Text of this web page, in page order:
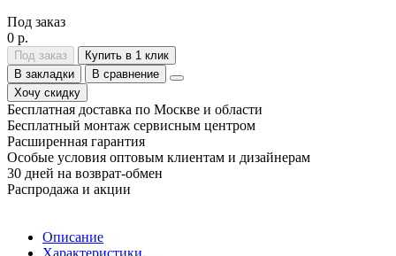
Под заказ
0 р.
Под заказ
Купить в 1 клик
В закладки
В сравнение
Хочу скидку
Бесплатная доставка по Москве и области
Бесплатный монтаж сервисным центром
Расширенная гарантия
Особые условия оптовым клиентам и дизайнерам
30 дней на возврат-обмен
Распродажа и акции
Описание
Характеристики